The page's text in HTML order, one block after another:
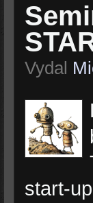
Vydal
start-